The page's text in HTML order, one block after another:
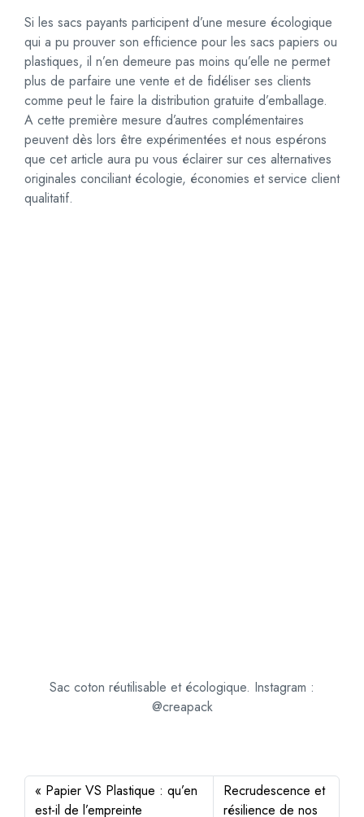
Si les sacs payants participent d’une mesure écologique
qui a pu prouver son efficience pour les sacs papiers ou
plastiques, il n’en demeure pas moins qu’elle ne permet
plus de parfaire une vente et de fidéliser ses clients
comme peut le faire la distribution gratuite d’emballage.
A cette première mesure d’autres complémentaires
peuvent dès lors être expérimentées et nous espérons
que cet article aura pu vous éclairer sur ces alternatives
originales conciliant écologie, économies et service client
qualitatif.
Sac coton réutilisable et écologique. Instagram :
@creapack
Papier VS Plastique : qu’en
est-il de l’empreinte
Recrudescence et
résilience de nos